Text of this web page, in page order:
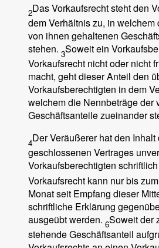
2Das Vorkaufsrecht steht den
dem Verhältnis zu, in
von ihnen gehaltenen
stehen. 3Soweit ein
Vorkaufsrecht nicht oder nicht
macht, geht dieser Anteil den
Vorkaufsberechtigten in dem
welchem die Nennbeträge der
Geschäftsanteile zueinander
4Der Veräußerer hat den
geschlossenen Vertrages
Vorkaufsberechtigten
Vorkaufsrecht kann nur bis
Monat seit Empfang dieser
schriftliche Erklärung
ausgeübt werden. 6Soweit der
stehende Geschäftsanteil